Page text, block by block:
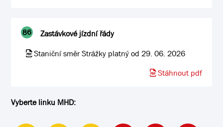
86
Zastávkové jízdní řády
Staniční směr Strážky platný od 29. 06. 2026
Stáhnout pdf
Vyberte linku MHD: